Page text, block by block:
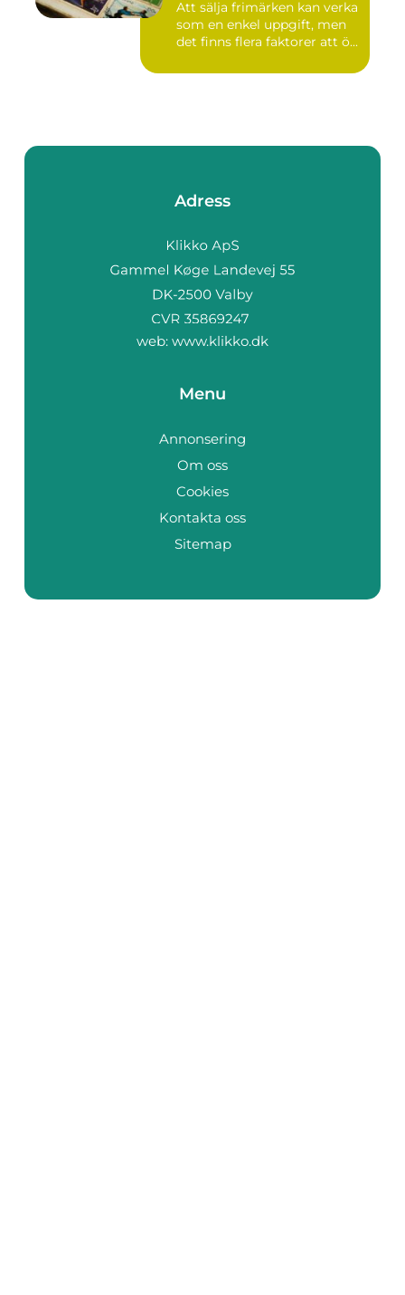
Att sälja frimärken kan verka
som en enkel uppgift, men
det finns flera faktorer att ö...
Adress
web: www.klikko.dk
Menu
Annonsering
Om oss
Cookies
Kontakta oss
Sitemap